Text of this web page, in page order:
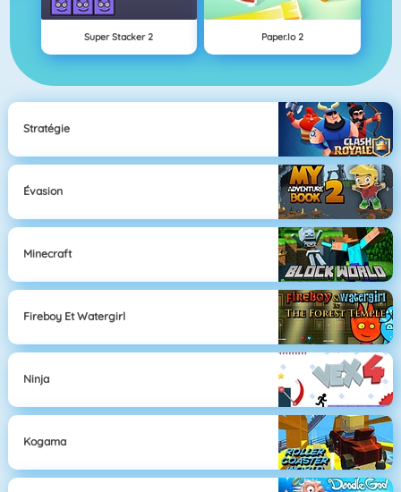
Super Stacker 2 Paper.io 2
Stratégie
Évasion
Minecraft
Fireboy Et Watergirl
Ninja
Kogama